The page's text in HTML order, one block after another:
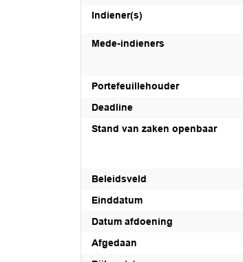
Indiener(s)
Mede-indieners
Portefeuillehouder
Deadline
Stand van zaken openbaar
Beleidsveld
Einddatum
Datum afdoening
Afgedaan